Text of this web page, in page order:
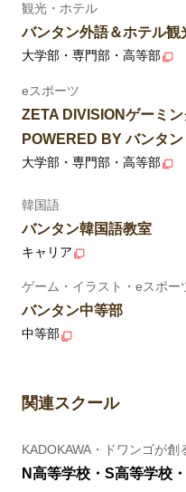
観光・ホテル
バンタン外語＆ホテル観
大学部・専門部・高等部
eスポーツ
ZETA DIVISIONゲーミ
POWERED BY バンタン
大学部・専門部・高等部
韓国語
バンタン韓国語教室
キャリア
ゲーム・イラスト・eスポー
バンタン中等部
中等部
関連スクール
KADOKAWA・ドワンゴが創
N高等学校・S高等学校